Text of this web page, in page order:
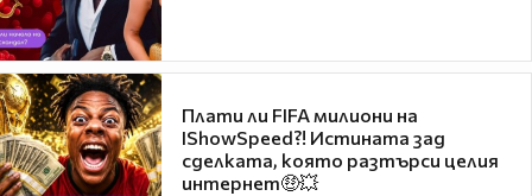
Плати ли FIFA милиони на
IShowSpeed?! Истината зад
сделката, която разтърси целия
интернет🤑💥